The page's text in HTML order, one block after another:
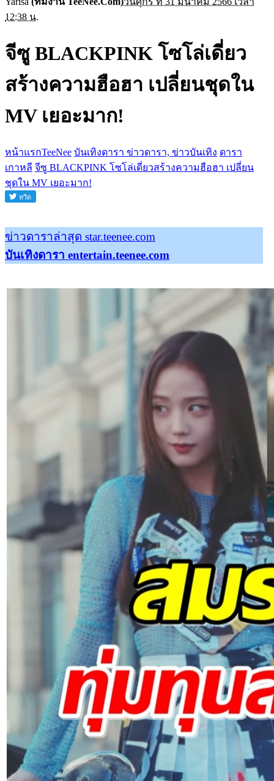
12:38 น.
จีซู BLACKPINK โซโล่เดี่ยว
สร้างความฮือฮา เปลี่ยนชุดใน
MV เยอะมาก!
หน้าแรกTeeNee บันเทิงดารา ข่าวดารา, ข่าวบันเทิง ดารา
เกาหลี จีซู BLACKPINK โซโล่เดี่ยวสร้างความฮือฮา เปลี่ยน
ชุดใน MV เยอะมาก!
ข่าวดาราล่าสุด star.teenee.com
บันเทิงดารา entertain.teenee.com